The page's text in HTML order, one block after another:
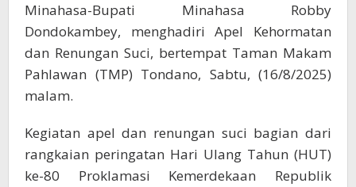
Minahasa-Bupati Minahasa Robby
Dondokambey, menghadiri Apel Kehormatan
dan Renungan Suci, bertempat Taman Makam
Pahlawan (TMP) Tondano, Sabtu, (16/8/2025)
malam.
Kegiatan apel dan renungan suci bagian dari
rangkaian peringatan Hari Ulang Tahun (HUT)
ke-80 Proklamasi Kemerdekaan Republik